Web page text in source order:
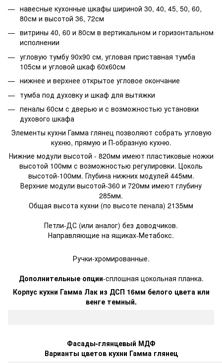
навесные кухонные шкафы шириной 30, 40, 45, 50, 60,
80см и высотой 36, 72см
витрины 40, 60 и 80см в вертикальном и горизонтальном
исполнении
угловую тумбу 90х90 см, угловая приставная тумба
105см и угловой шкаф 60х60см
нижнее и верхнее открытое угловое окончание
тумба под духовку и шкаф для вытяжки
пеналы 60см с дверью и с возможностью установки
духового шкафа
Элементы кухни Гамма глянец позволяют собрать угловую
кухню, прямую и П-образную кухню.
Нижние модули высотой - 820мм имеют пластиковые ножки
высотой 100мм с возможностью регулировки. Цоколь
высотой-100мм. Глубина нижних модулей 445мм.
Верхние модули высотой-360 и 720мм имеют глубину
285мм.
Общая высота кухни (по высоте пенала) 2135мм
Петли-ДС (или аналог) без доводчиков.
Направляющие на ящиках-Метабокс.
Ручки-хромированные.
Дополнительные опции-сплошная цокольная планка.
Корпус кухни Гамма Лак из ДСП 16мм белого цвета или
венге темный.
Фасады-глянцевый МДФ
Варианты цветов кухни Гамма глянец